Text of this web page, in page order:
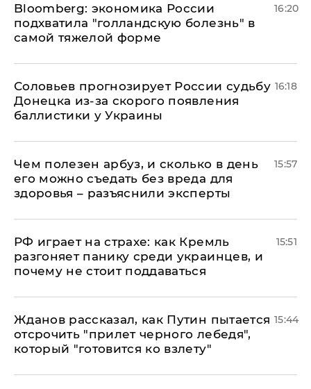
Bloomberg: экономика России
подхватила "голландскую болезнь" в
самой тяжелой форме
16:20
Соловьев прогнозирует России судьбу
Донецка из-за скорого появления
баллистики у Украины
16:18
Чем полезен арбуз, и сколько в день
его можно съедать без вреда для
здоровья – разъяснили эксперты
15:57
РФ играет на страхе: как Кремль
разгоняет панику среди украинцев, и
почему не стоит поддаваться
15:51
Жданов рассказал, как Путин пытается
отсрочить "прилет черного лебедя",
который "готовится ко взлету"
15:44